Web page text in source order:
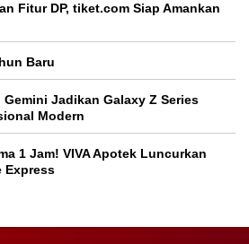
Fitur DP, tiket.com Siap Amankan
Baru
Jadikan Galaxy Z Series
Modern
1 Jam! VIVA Apotek Luncurkan
Express